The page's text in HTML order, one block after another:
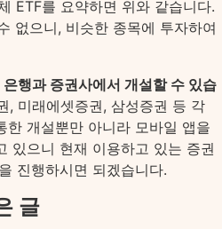
ETF를 요약하면 위와 같습니다.
없으니, 비슷한 종목에 투자하여
행과 증권사에서 개설할 수 있습
, 미래에셋증권, 삼성증권 등 각
한 개설뿐만 아니라 모바일 앱을
있으니 현재 이용하고 있는 증권
진행하시면 되겠습니다.
글